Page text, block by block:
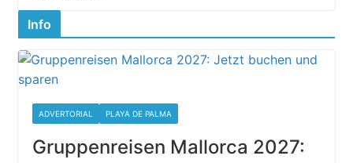
Info
ADVERTORIAL PLAYA DE PALMA
Gruppenreisen Mallorca 2027: